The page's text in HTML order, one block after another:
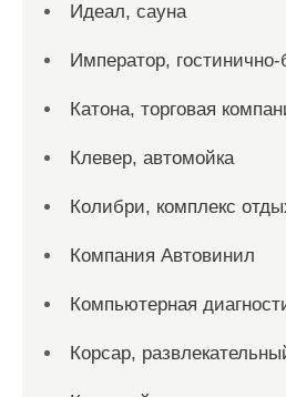
Идеал, сауна
Император,
Катона, торговая
Клевер, автомойка
Колибри, комплекс
Компания Автовинил
Компьютерная
Корсар,